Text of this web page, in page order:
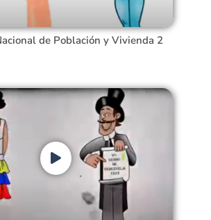
de Población y Vivienda 2